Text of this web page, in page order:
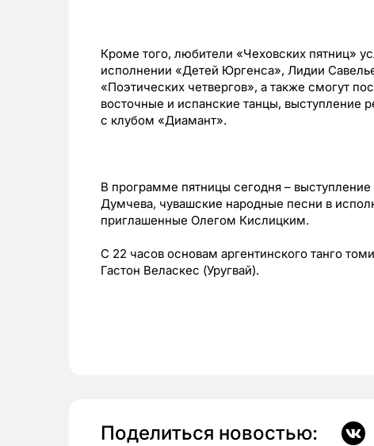
Кроме того, любители «Чеховских пятниц»
исполнении «Детей Юргенса», Лидии
«Поэтических четвергов», а также смогут
восточные и испанские танцы,
с клубом «Диамант».
В программе пятницы сегодня –
Думчева, чувашские народные песни в
приглашенные Олегом Кислицким.
С 22 часов основам аргентинского танго
Гастон Веласкес (Уругвай).
Поделиться новостью: